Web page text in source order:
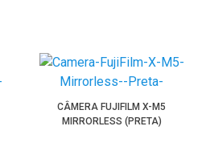
CÂMERA FUJIFILM X-M5
MIRRORLESS (PRETA)